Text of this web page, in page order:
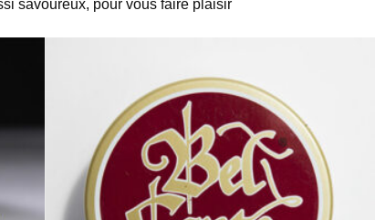
savoureux, pour vous faire plaisir